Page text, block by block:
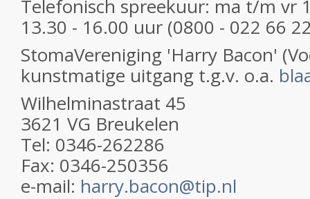
Telefonisch spreekuur: ma t/m vr
13.30 - 16.00 uur (0800 - 022 66
StomaVereniging 'Harry Bacon'
kunstmatige uitgang t.g.v. o.a.
Wilhelminastraat 45
3621 VG Breukelen
Tel: 0346-262286
Fax: 0346-250356
e-mail: harry.bacon@tip.nl